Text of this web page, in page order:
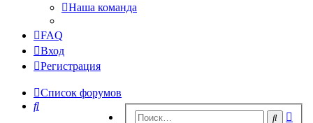
Наша команда
FAQ
Вход
Регистрация
Список форумов
Поиск
Поиск